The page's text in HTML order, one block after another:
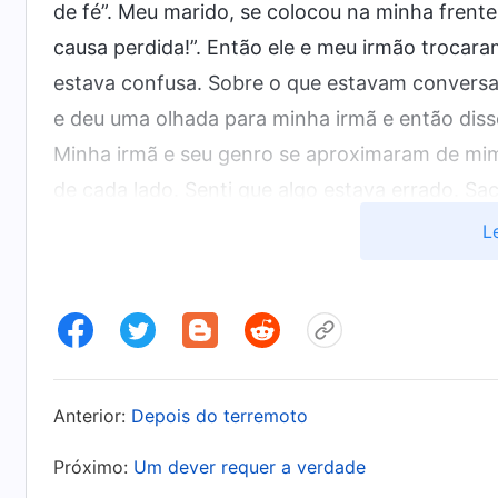
de fé”. Meu marido, se colocou na minha
causa perdida!”. Então ele e meu irmão
estava confusa. Sobre o que estavam
e deu uma olhada para minha irmã e então
Minha irmã e seu genro se aproximaram de
de cada lado. Senti que algo estava errado.
mas eles me empurraram para dentro do
com raiva e enojada. Não conseguia acreditar
provavelmente, isso era um plano engendrado
Anterior: Depois do terremoto
Próximo: Um dever requer a verdade